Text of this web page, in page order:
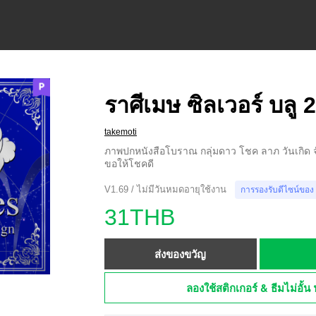
ราศีเมษ ซิลเวอร์ บลู
takemoti
ภาพปกหนังสือโบราณ กลุ่มดาว โชค ลาภ วันเกิด
ขอให้โชคดี
V1.69 / ไม่มีวันหมดอายุใช้งาน การรองรับดีไซน์ขอ
31THB
ส่งของขวัญ
ลองใช้สติกเกอร์ & ธีมไม่อั้น